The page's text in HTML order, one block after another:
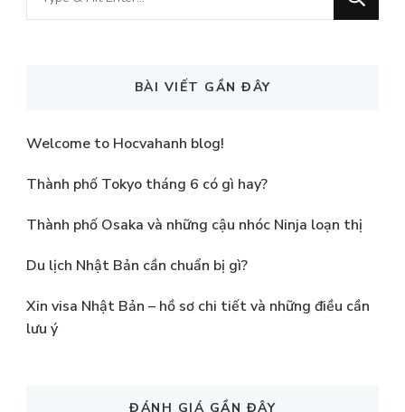
for
BÀI VIẾT GẦN ĐÂY
Welcome to Hocvahanh blog!
Thành phố Tokyo tháng 6 có gì hay?
Thành phố Osaka và những cậu nhóc Ninja loạn thị
Du lịch Nhật Bản cần chuẩn bị gì?
Xin visa Nhật Bản – hồ sơ chi tiết và những điều cần
lưu ý
ĐÁNH GIÁ GẦN ĐÂY